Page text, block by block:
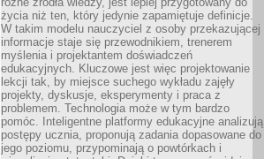
życia niż ten, który jedynie zapamiętuje definicje.
W takim modelu nauczyciel z osoby przekazującej
informacje staje się przewodnikiem, trenerem
myślenia i projektantem doświadczeń
edukacyjnych. Kluczowe jest więc projektowanie
lekcji tak, by miejsce suchego wykładu zajęły
projekty, dyskusje, eksperymenty i praca z
problemem. Technologia może w tym bardzo
pomóc. Inteligentne platformy edukacyjne analizują
postępy ucznia, proponują zadania dopasowane do
jego poziomu, przypominają o powtórkach i